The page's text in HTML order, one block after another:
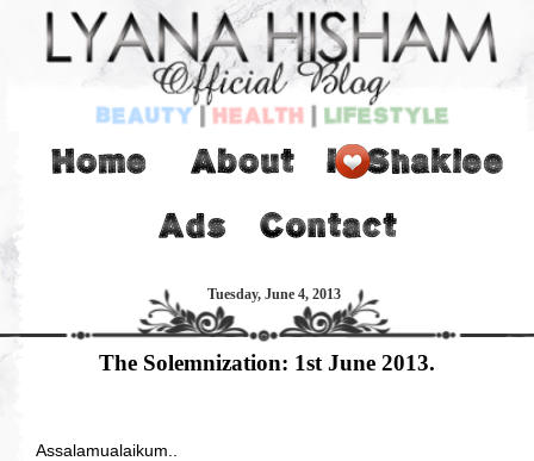
Tuesday, June 4, 2013
The Solemnization: 1st June 2013.
Assalamualaikum..